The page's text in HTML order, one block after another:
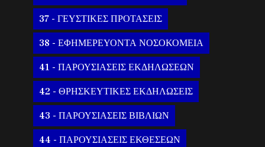
37 - ΓΕΥΣΤΙΚΕΣ ΠΡΟΤΑΣΕΙΣ
38 - ΕΦΗΜΕΡΕΥΟΝΤΑ ΝΟΣΟΚΟΜΕΙΑ
41 - ΠΑΡΟΥΣΙΑΣΕΙΣ ΕΚΔΗΛΩΣΕΩΝ
42 - ΘΡΗΣΚΕΥΤΙΚΕΣ ΕΚΔΗΛΩΣΕΙΣ
43 - ΠΑΡΟΥΣΙΑΣΕΙΣ ΒΙΒΛΙΩΝ
44 - ΠΑΡΟΥΣΙΑΣΕΙΣ ΕΚΘΕΣΕΩΝ